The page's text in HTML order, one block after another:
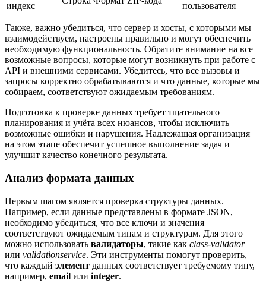
индекс
пользователя
Также, важно убедиться, что сервер и хосты, с которыми мы
взаимодействуем, настроены правильно и могут обеспечить
необходимую функциональность. Обратите внимание на все
возможные вопросы, которые могут возникнуть при работе с
API и внешними сервисами. Убедитесь, что все вызовы и
запросы корректно обрабатываются и что данные, которые мы
собираем, соответствуют ожидаемым требованиям.
Подготовка к проверке данных требует тщательного
планирования и учёта всех нюансов, чтобы исключить
возможные ошибки и нарушения. Надлежащая организация
на этом этапе обеспечит успешное выполнение задач и
улучшит качество конечного результата.
Анализ формата данных
Первым шагом является проверка структуры данных.
Например, если данные представлены в формате JSON,
необходимо убедиться, что все ключи и значения
соответствуют ожидаемым типам и структурам. Для этого
можно использовать валидаторы, такие как class-validator
или validationservice. Эти инструменты помогут проверить,
что каждый элемент данных соответствует требуемому типу,
например, email или integer.